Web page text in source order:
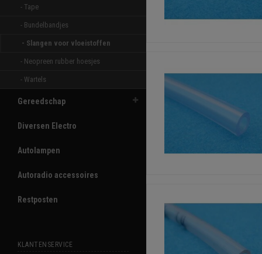
- Tape
- Bundelbandjes
- Slangen voor vloeistoffen
- Neopreen rubber hoesjes
- Wartels
Gereedschap
Diversen Electro
Autolampen
Autoradio accessoires
Restposten
KLANTENSERVICE